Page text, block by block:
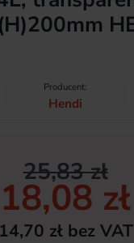
Producent:
Hendi
25,83 zł
18,08 zł
14,70 zł bez VAT